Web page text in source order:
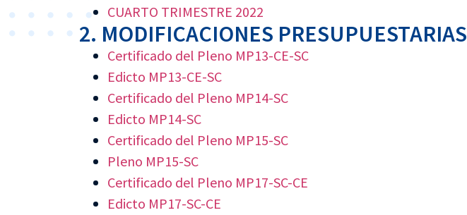
CUARTO TRIMESTRE 2022
2. MODIFICACIONES PRESUPUESTARIAS
Certificado del Pleno MP13-CE-SC
Edicto MP13-CE-SC
Certificado del Pleno MP14-SC
Edicto MP14-SC
Certificado del Pleno MP15-SC
Pleno MP15-SC
Certificado del Pleno MP17-SC-CE
Edicto MP17-SC-CE